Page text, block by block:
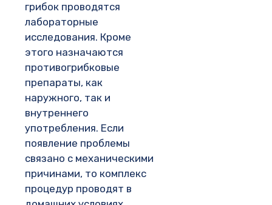
грибок проводятся
лабораторные
исследования. Кроме
этого назначаются
противогрибковые
препараты, как
наружного, так и
внутреннего
употребления. Если
появление проблемы
связано с механическими
причинами, то комплекс
процедур проводят в